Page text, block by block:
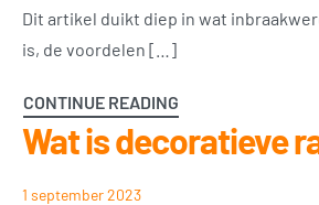
Dit artikel duikt diep in wat
is, de voordelen […]
CONTINUE READING
Wat is decoratieve
1 september 2023